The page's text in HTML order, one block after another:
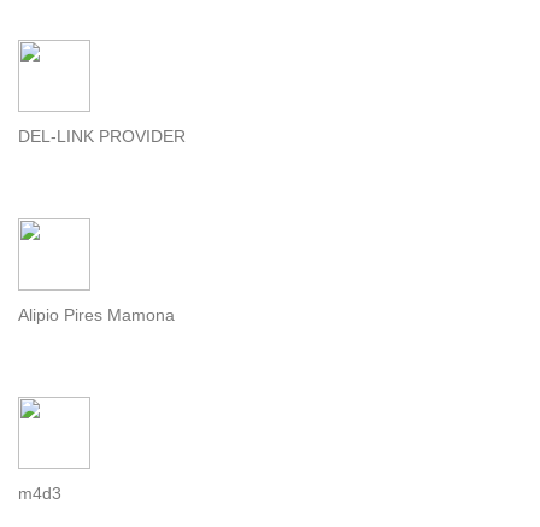
DEL-LINK PROVIDER
Alipio Pires Mamona
m4d3